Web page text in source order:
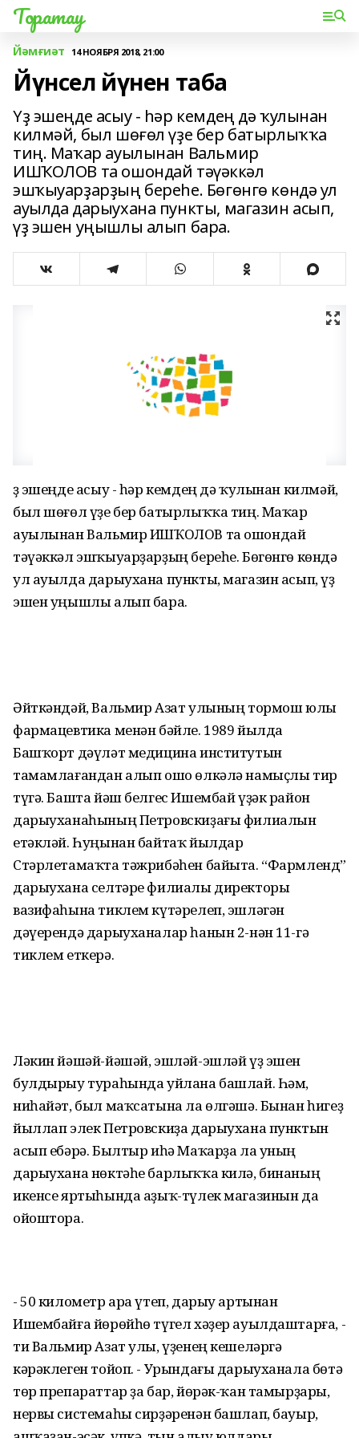
Торатау
Йәмғиәт 14 НОЯБРЯ 2018, 21:00
Йүнсел йүнен таба
Үҙ эшеңде асыу - һәр кемдең дә ҡулынан
килмәй, был шөғөл үҙе бер батырлыҡҡа
тиң. Маҡар ауылынан Вальмир
ИШҠОЛОВ та ошондай тәүәккәл
эшҡыуарҙарҙың береһе. Бөгөнгө көндә ул
ауылда дарыухана пункты, магазин асып,
үҙ эшен уңышлы алып бара.
Үҙ эшеңде асыу - һәр кемдең дә ҡулынан килмәй,
был шөғөл үҙе бер батырлыҡҡа тиң. Маҡар
ауылынан Вальмир ИШҠОЛОВ та ошондай
тәүәккәл эшҡыуарҙарҙың береһе. Бөгөнгө көндә
ул ауылда дарыухана пункты, магазин асып, үҙ
эшен уңышлы алып бара.
Әйткәндәй, Вальмир Азат улының тормош юлы
фармацевтика менән бәйле. 1989 йылда
Башҡорт дәүләт медицина институтын
тамамлағандан алып ошо өлкәлә намыҫлы тир
түгә. Башта йәш белгес Ишембай үҙәк район
дарыуханаһының Петровскиҙағы филиалын
етәкләй. Һуңынан байтаҡ йылдар
Стәрлетамаҡта тәжрибәһен байыта. “Фармленд”
дарыухана селтәре филиалы директоры
вазифаһына тиклем күтәрелеп, эшләгән
дәүерендә дарыуханалар һанын 2-нән 11-гә
тиклем еткерә.
Ләкин йәшәй-йәшәй, эшләй-эшләй үҙ эшен
булдырыу тураһында уйлана башлай. Һәм,
ниһайәт, был маҡсатына ла өлгәшә. Бынан һигеҙ
йыллап элек Петровскиҙа дарыухана пунктын
асып ебәрә. Былтыр иһә Маҡарҙа ла уның
дарыухана нөктәһе барлыҡҡа килә, бинаның
икенсе яртыһында аҙыҡ-түлек магазинын да
ойоштора.
- 50 километр ара үтеп, дарыу артынан
Ишембайға йөрөйһө түгел хәҙер ауылдаштарға, -
ти Вальмир Азат улы, үҙенең кешеләргә
кәрәклеген тойоп. - Урындағы дарыуханала бөтә
төр препараттар ҙа бар, йөрәк-ҡан тамырҙары,
нервы системаһы сирҙәренән башлап, бауыр,